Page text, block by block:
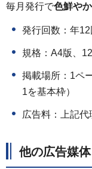
毎月発行で色鮮や
発行回数：年12
規格：A4版、
掲載場所：1ペ
1を基本枠）
広告料：上記代
他の広告媒体